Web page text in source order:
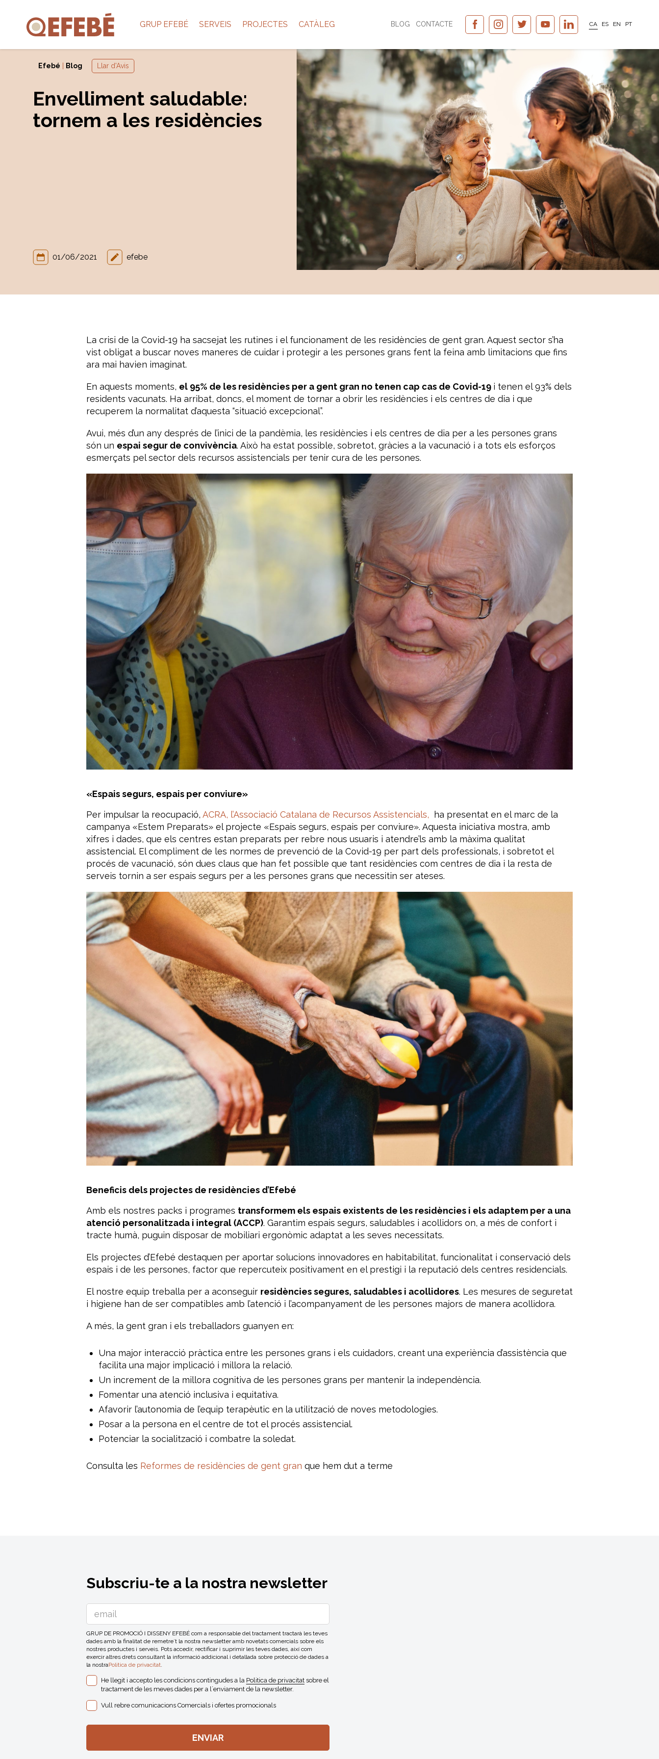
GRUP EFEBÉ SERVEIS PROJECTES CATÀLEG BLOG CONTACTE CA ES EN PT
Efebé Blog Llar d'Avis
Envelliment saludable:
tornem a les residències
01/06/2021 efebe
La crisi de la Covid-19 ha sacsejat les rutines i el funcionament de les residències de gent gran. Aquest sector s’ha
vist obligat a buscar noves maneres de cuidar i protegir a les persones grans fent la feina amb limitacions que fins
ara mai havien imaginat.
En aquests moments, el 95% de les residències per a gent gran no tenen cap cas de Covid-19 i tenen el 93% dels
residents vacunats. Ha arribat, doncs, el moment de tornar a obrir les residències i els centres de dia i que
recuperem la normalitat d’aquesta “situació excepcional”.
Avui, més d’un any després de l’inici de la pandèmia, les residències i els centres de dia per a les persones grans
són un espai segur de convivència. Això ha estat possible, sobretot, gràcies a la vacunació i a tots els esforços
esmerçats pel sector dels recursos assistencials per tenir cura de les persones.
«Espais segurs, espais per conviure»
Per impulsar la reocupació, ACRA, l’Associació Catalana de Recursos Assistencials,
ha presentat en el marc de la
campanya «Estem Preparats» el projecte «Espais segurs, espais per conviure». Aquesta iniciativa mostra, amb
xifres i dades, que els centres estan preparats per rebre nous usuaris i atendre’ls amb la màxima qualitat
assistencial. El compliment de les normes de prevenció de la Covid-19 per part dels professionals, i sobretot el
procés de vacunació, són dues claus que han fet possible que tant residències com centres de dia i la resta de
serveis tornin a ser espais segurs per a les persones grans que necessitin ser ateses.
Beneficis dels projectes de residències d’Efebé
Amb els nostres packs i programes transformem els espais existents de les residències i els adaptem per a una
atenció personalitzada i integral (ACCP). Garantim espais segurs, saludables i acollidors on, a més de confort i
tracte humà, puguin disposar de mobiliari ergonòmic adaptat a les seves necessitats.
Els projectes d’Efebé destaquen per aportar solucions innovadores en habitabilitat, funcionalitat i conservació dels
espais i de les persones, factor que repercuteix positivament en el prestigi i la reputació dels centres residencials.
El nostre equip treballa per a aconseguir residències segures, saludables i acollidores. Les mesures de seguretat
i higiene han de ser compatibles amb l’atenció i l’acompanyament de les persones majors de manera acollidora.
A més, la gent gran i els treballadors guanyen en:
Una major interacció pràctica entre les persones grans i els cuidadors, creant una experiència d’assistència que
facilita una major implicació i millora la relació.
Un increment de la millora cognitiva de les persones grans per mantenir la independència.
Fomentar una atenció inclusiva i equitativa.
Afavorir l’autonomia de l’equip terapèutic en la utilització de noves metodologies.
Posar a la persona en el centre de tot el procés assistencial.
Potenciar la socialització i combatre la soledat.
Consulta les Reformes de residències de gent gran que hem dut a terme
Subscriu-te a la nostra newsletter
GRUP DE PROMOCIÓ I DISSENY EFEBÉ com a responsable del tractament tractarà les teves
dades amb la finalitat de remetre´t la nostra newsletter amb novetats comercials sobre els
nostres productes i serveis. Pots accedir, rectificar i suprimir les teves dades, així com
exercir altres drets consultant la informació addicional i detallada sobre protecció de dades a
la nostraPolitica de privacitat.
He llegit i accepto les condicions contingudes a la Politica de privacitatsobre el
tractament de les meves dades per a l´enviament de la newsletter.
Vull rebre comunicacions Comercials i ofertes promocionals